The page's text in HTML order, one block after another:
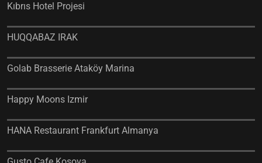
Kıbrıs Hotel Projesi
HUQQABAZ IRAK
Golab Brasserie Ataköy Marina
Happy Moons Izmir
HANA Restaurant Frankfurt Almanya